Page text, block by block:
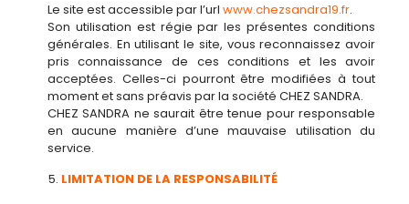
Le site est accessible par l’url www.chezsandra19.fr.
Son utilisation est régie par les présentes conditions
générales. En utilisant le site, vous reconnaissez avoir
pris connaissance de ces conditions et les avoir
acceptées. Celles-ci pourront être modifiées à tout
moment et sans préavis par la société CHEZ SANDRA.
CHEZ SANDRA ne saurait être tenue pour responsable
en aucune manière d’une mauvaise utilisation du
service.
LIMITATION DE LA RESPONSABILITÉ